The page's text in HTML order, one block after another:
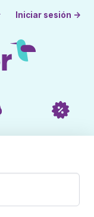
Iniciar sesión →